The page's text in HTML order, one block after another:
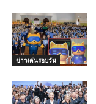
ข่าวเด่นรอบวัน